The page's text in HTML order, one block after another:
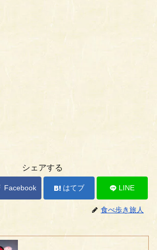
シェアする
Facebook はてブ LINE
食べ歩き旅人